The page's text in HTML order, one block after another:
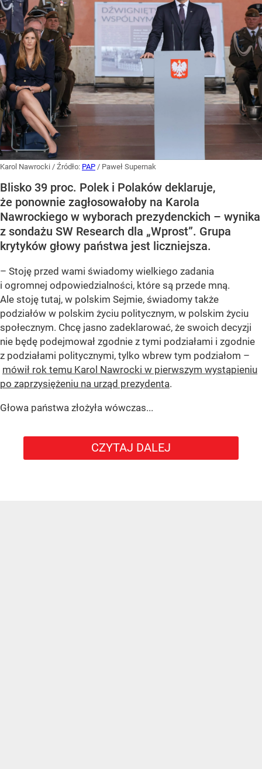
Karol Nawrocki / Źródło: PAP / Paweł Supernak
Blisko 39 proc. Polek i Polaków deklaruje,
że ponownie zagłosowałoby na Karola
Nawrockiego w wyborach prezydenckich – wynika
z sondażu SW Research dla „Wprost”. Grupa
krytyków głowy państwa jest liczniejsza.
– Stoję przed wami świadomy wielkiego zadania
i ogromnej odpowiedzialności, które są przede mną.
Ale stoję tutaj, w polskim Sejmie, świadomy także
podziałów w polskim życiu politycznym, w polskim życiu
społecznym. Chcę jasno zadeklarować, że swoich decyzji
nie będę podejmował zgodnie z tymi podziałami i zgodnie
z podziałami politycznymi, tylko wbrew tym podziałom –
mówił rok temu Karol Nawrocki w pierwszym wystąpieniu
po zaprzysiężeniu na urząd prezydenta.
Głowa państwa złożyła wówczas...
CZYTAJ DALEJ